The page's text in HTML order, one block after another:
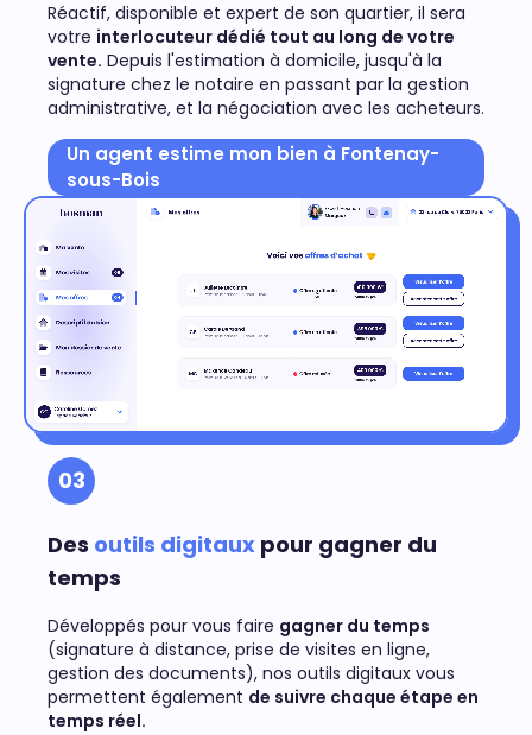
Réactif, disponible et expert de son quartier, il sera
votre interlocuteur dédié tout au long de votre
vente. Depuis l'estimation à domicile, jusqu'à la
signature chez le notaire en passant par la gestion
administrative, et la négociation avec les acheteurs.
Un agent estime mon bien à Fontenay-
sous-Bois
03
Des outils digitaux pour gagner du
temps
Développés pour vous faire gagner du temps
(signature à distance, prise de visites en ligne,
gestion des documents), nos outils digitaux vous
permettent également de suivre chaque étape en
temps réel.